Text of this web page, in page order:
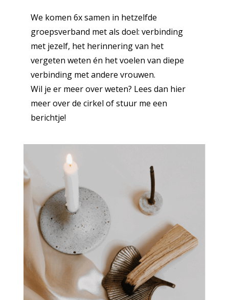
We komen 6x samen in hetzelfde
groepsverband met als doel: verbinding
met jezelf, het herinnering van het
vergeten weten én het voelen van diepe
verbinding met andere vrouwen.
Wil je er meer over weten? Lees dan hier
meer over de cirkel of stuur me een
berichtje!